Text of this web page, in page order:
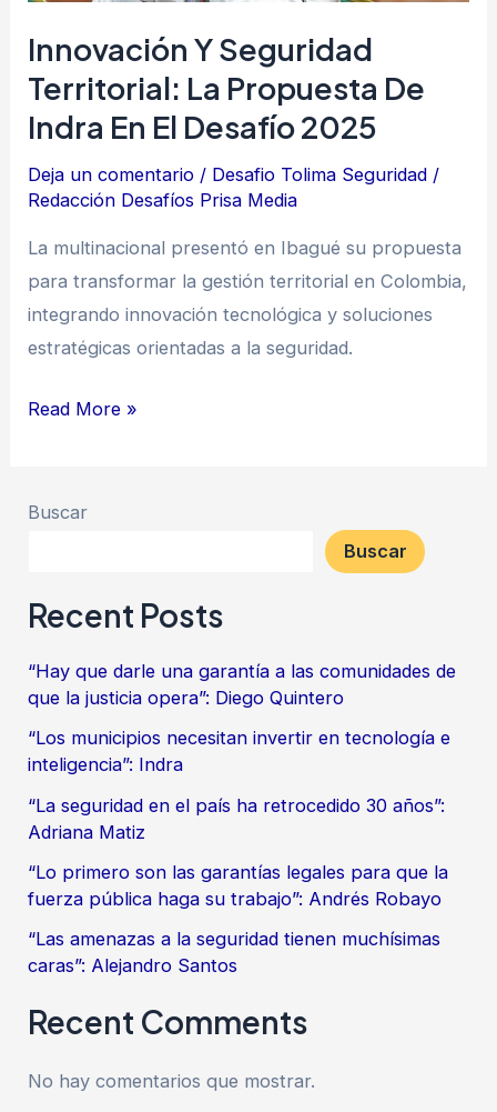
Innovación Y Seguridad
Territorial: La Propuesta De
Indra En El Desafío 2025
Deja un comentario / Desafio Tolima Seguridad /
Redacción Desafíos Prisa Media
La multinacional presentó en Ibagué su propuesta
para transformar la gestión territorial en Colombia,
integrando innovación tecnológica y soluciones
estratégicas orientadas a la seguridad.
Desafío
2025
Read More »
Buscar
Buscar
Recent Posts
“Hay que darle una garantía a las comunidades de
que la justicia opera”: Diego Quintero
“Los municipios necesitan invertir en tecnología e
inteligencia”: Indra
“La seguridad en el país ha retrocedido 30 años”:
Adriana Matiz
“Lo primero son las garantías legales para que la
fuerza pública haga su trabajo”: Andrés Robayo
“Las amenazas a la seguridad tienen muchísimas
caras”: Alejandro Santos
Recent Comments
No hay comentarios que mostrar.